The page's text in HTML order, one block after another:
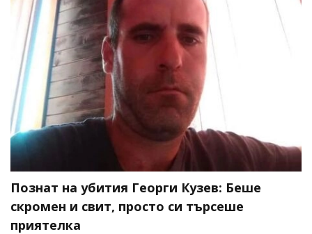
Познат на убития Георги Кузев: Беше
скромен и свит, просто си търсеше
приятелка